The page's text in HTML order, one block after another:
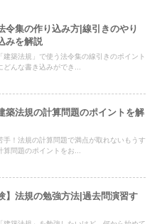
令集の作り込み方|線引きのやり
みを解説
築法規」で使う法令集の線引きのポイント
どんな書き込みができ...
築法規の計算問題のポイントを解
手！法規の計算問題で満点が取れないもうす
算問題のポイントをお...
】法規の勉強方法|過去問演習す